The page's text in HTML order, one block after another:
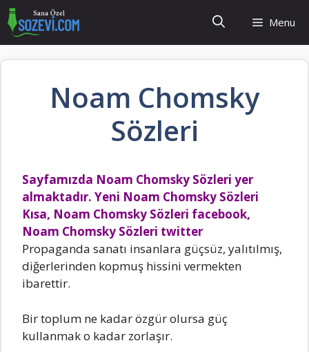
İçeriğe
atla
Menu
Noam Chomsky
Sözleri
Sayfamızda Noam Chomsky Sözleri yer
almaktadır. Yeni Noam Chomsky Sözleri
Kısa, Noam Chomsky Sözleri facebook,
Noam Chomsky Sözleri twitter
Propaganda sanatı insanIara güçsüz, yaIıtıImış,
diğerIerinden kopmuş hissini vermekten
ibarettir.
Bir topIum ne kadar özgür oIursa güç
kuIIanmak o kadar zorIaşır.